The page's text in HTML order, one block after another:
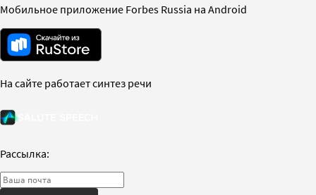
Мобильное приложение Forbes Russia на Android
На сайте работает синтез речи
Рассылка: